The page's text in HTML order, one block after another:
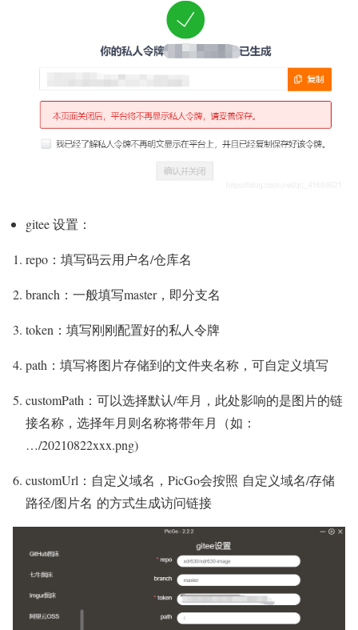
gitee 设置：
repo：填写码云用户名/仓库名
branch：一般填写master，即分支名
token：填写刚刚配置好的私人令牌
path：填写将图片存储到的文件夹名称，可自定义填写
customPath：可以选择默认/年月，此处影响的是图片的链
接名称，选择年月则名称将带年月（如：
…/20210822xxx.png)
customUrl：自定义域名，PicGo会按照 自定义域名/存储
路径/图片名 的方式生成访问链接